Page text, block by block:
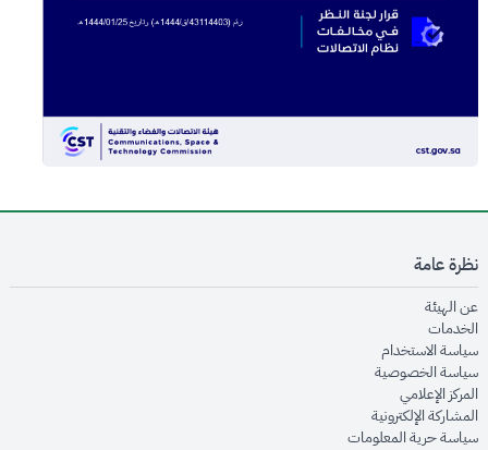
نظرة عامة
عن الهيئةopens in new window
الخدماتopens in new window
سياسة الاستخدام
سياسة الخصوصيةopens in new window
المركز الإعلاميopens in new window
المشاركة الإلكترونيةopens in new window
سياسة حرية المعلوماتopens in new window